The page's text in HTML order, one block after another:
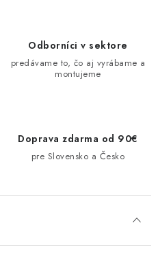
Odborníci v sektore
predávame to, čo aj vyrábame a
montujeme
Doprava zdarma od 90€
pre Slovensko a Česko